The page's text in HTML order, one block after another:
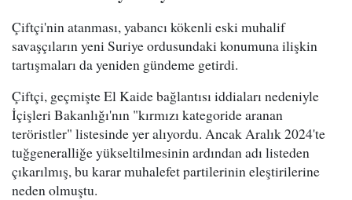
Çiftçi'nin atanması, yabancı kökenli eski muhalif
savaşçıların yeni Suriye ordusundaki konumuna ilişkin
tartışmaları da yeniden gündeme getirdi.
Çiftçi, geçmişte El Kaide bağlantısı iddiaları nedeniyle
İçişleri Bakanlığı'nın "kırmızı kategoride aranan
teröristler" listesinde yer alıyordu. Ancak Aralık 2024'te
tuğgeneralliğe yükseltilmesinin ardından adı listeden
çıkarılmış, bu karar muhalefet partilerinin eleştirilerine
neden olmuştu.